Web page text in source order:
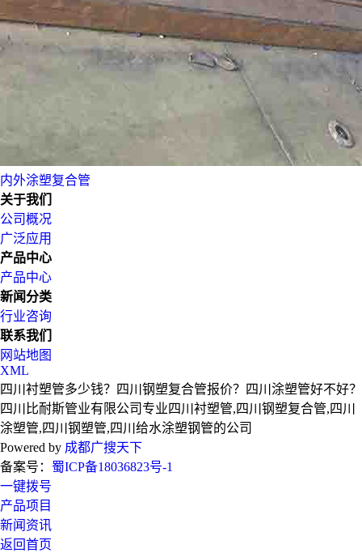
内外涂塑复合管
关于我们
公司概况
广泛应用
产品中心
产品中心
新闻分类
行业咨询
联系我们
网站地图
XML
四川衬塑管多少钱？四川钢塑复合管报价？四川涂塑管好不好？
四川比耐斯管业有限公司专业四川衬塑管,四川钢塑复合管,四川
涂塑管,四川钢塑管,四川给水涂塑钢管的公司
Powered by 成都广搜天下
备案号： 蜀ICP备18036823号-1
一键拨号
产品项目
新闻资讯
返回首页